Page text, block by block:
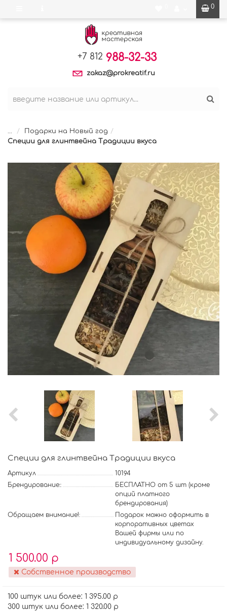
0
+7 812 988-32-33
zakaz@prokreatif.ru
...
Подарки на Новый год
Специи для глинтвейна Традиции вкуса
Специи для глинтвейна Традиции вкуса
Артикул
10194
Брендирование::
БЕСПЛАТНО от 5 шт (кроме
опций платного
брендирования)
Обращаем внимание!:
Подарок можно оформить в
корпоративных цветах
Вашей фирмы или по
индивидуальному дизайну.
1 500.00 р
Собственное производство
100 штук или более: 1 395.00 р
300 штук или более: 1 320.00 р